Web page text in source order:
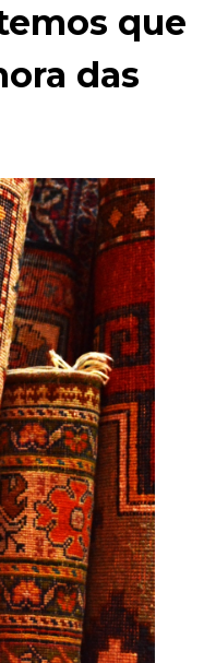
que
das